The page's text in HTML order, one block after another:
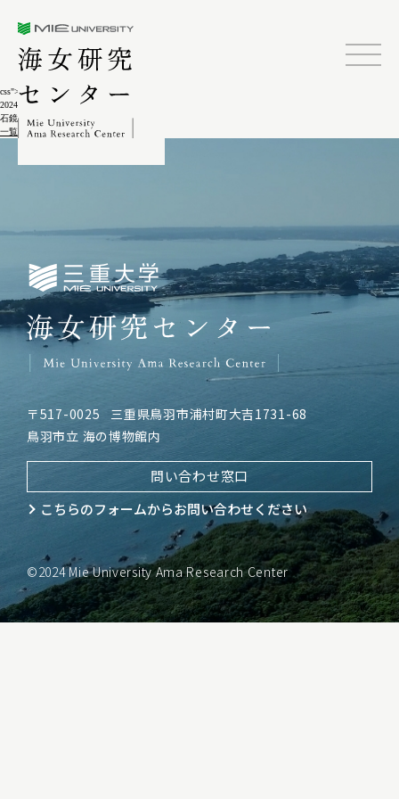
css">
2024.02.04
石鏡木村弁助宅出土鯨骨5-5-4
一覧に戻る
三重大学海女研究センター
〒517-0025
三重県鳥羽市浦村町大吉1731-68
鳥羽市立 海の博物館内
問い合わせ窓口
こちらのフォームからお問い合わせください
©2024 Mie University Ama Research Center